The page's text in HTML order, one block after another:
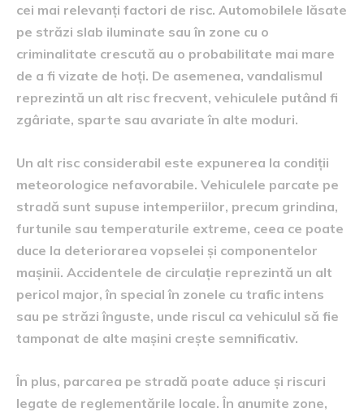
cei mai relevanți factori de risc. Automobilele lăsate
pe străzi slab iluminate sau în zone cu o
criminalitate crescută au o probabilitate mai mare
de a fi vizate de hoți. De asemenea, vandalismul
reprezintă un alt risc frecvent, vehiculele putând fi
zgâriate, sparte sau avariate în alte moduri.
Un alt risc considerabil este expunerea la condiții
meteorologice nefavorabile. Vehiculele parcate pe
stradă sunt supuse intemperiilor, precum grindina,
furtunile sau temperaturile extreme, ceea ce poate
duce la deteriorarea vopselei și componentelor
mașinii. Accidentele de circulație reprezintă un alt
pericol major, în special în zonele cu trafic intens
sau pe străzi înguste, unde riscul ca vehiculul să fie
tamponat de alte mașini crește semnificativ.
În plus, parcarea pe stradă poate aduce și riscuri
legate de reglementările locale. În anumite zone,